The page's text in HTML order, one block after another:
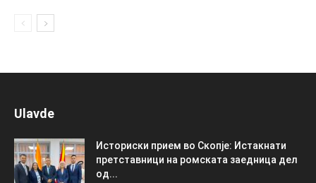
Ulavde
Историски прием во Скопје: Истакнати
претставници на ромската заедница дел
од...